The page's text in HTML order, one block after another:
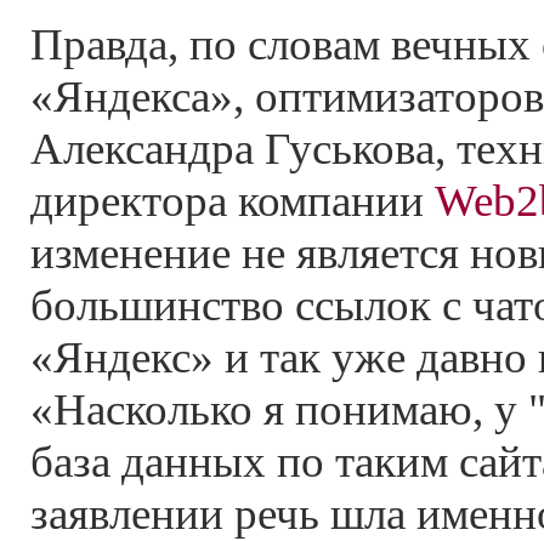
Правда, по словам
«Яндекса»,
Александра Гуськова,
директора компании
изменение не является
большинство ссылок с
«Яндекс» и так уже давно
«Насколько я понимаю, у
база данных по таким
заявлении речь шла